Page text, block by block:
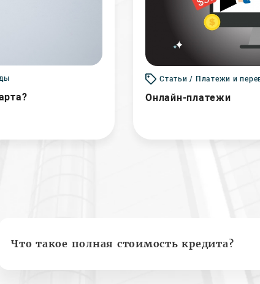
Статьи / Платежи и
Онлайн-платежи
Что такое полная стоимость кредита?